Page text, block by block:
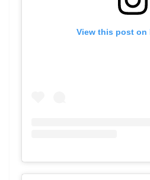
View this post on